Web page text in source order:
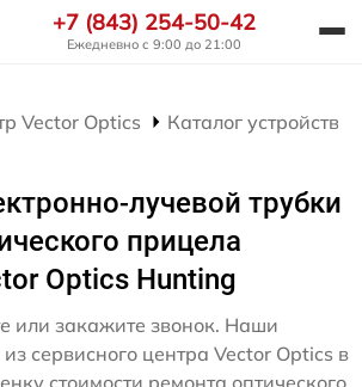
+7 (843) 254-50-42
Ежедневно с 9:00 до 21:00
Vector Optics Каталог устройств
лучевой трубки
прицела
Optics Hunting
или закажите звонок. Наши
сервисного центра Vector Optics в